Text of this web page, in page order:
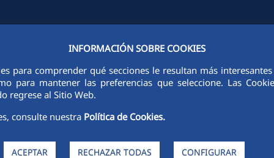
INFORMACIÓN SOBRE COOKIES
para comprender qué secciones le resultan más
para mantener las preferencias que seleccione. Las
regrese al Sitio Web.
consulte nuestra Política de Cookies.
ACEPTAR RECHAZAR TODAS CONFIGURAR
FCCCO EN EL MUNDO SOSTENIBILIDAD ÉTICA E INTEGRIDAD